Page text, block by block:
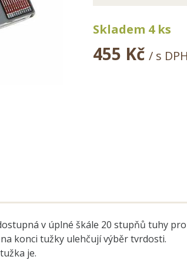
Skladem 4 ks
455 Kč / s DPH
v úplné škále 20 stupňů tuhy pro
konci tužky ulehčují výběr tvrdosti.
je.